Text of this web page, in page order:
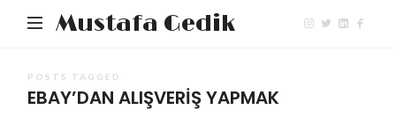
Mustafa Gedik
POSTS TAGGED
EBAY’DAN ALIŞVERIŞ YAPMAK